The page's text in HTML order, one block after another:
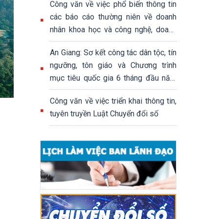
Công văn về việc phổ biến thông tin
các báo cáo thường niên về doanh
nhân khoa học và công nghệ, doanh
nhân khởi nghiệp sáng tạo; báo cáo
thường niên đánh giá hệ sinh thái
khởi nghiệp sáng tạo quốc gia
An Giang: Sơ kết công tác dân tộc, tín
ngưỡng, tôn giáo và Chương trình
mục tiêu quốc gia 6 tháng đầu năm
2026
Công văn về việc triển khai thông tin,
tuyên truyền Luật Chuyển đổi số